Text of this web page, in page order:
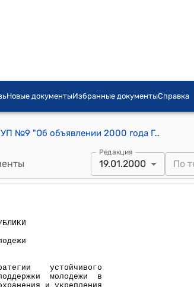
Новые документыИзбранные документыСправка
Указ Президента КР от 19 января 2000 года УП №9 "Об объявлении 2000 года Годом молодежи и образования"
Редакция
19.01.2000